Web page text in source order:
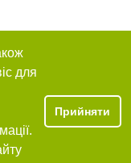
для
Прийняти